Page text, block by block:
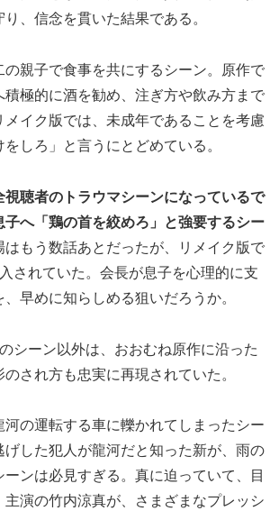
、信念を貫いた結果である。
の親子で食事を共にするシーン。原作で
積極的に酒を勧め、注ぎ方や飲み方まで
メイク版では、未成年であることを考慮
しろ」と言うにとどめている。
視聴者のトラウマシーンになっているで
子へ「鶏の首を絞めろ」と強要するシー
はもう数話あとだったが、リメイク版で
されていた。会長が息子を心理的に支
早めに知らしめる狙いだろうか。
シーン以外は、おおむね原作に沿った
され方も忠実に再現されていた。
河の運転する車に轢かれてしまったシー
げした犯人が龍河だと知った新が、雨の
ンは必見すぎる。真に迫っていて、目
主演の竹内涼真が、さまざまなプレッシ